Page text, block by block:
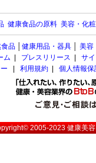
健康食品の原料 美容・化
食品 健康用品・器具 美容
ム
プレスリリース
サ
利用規約 個人情報
2005-2023健康美